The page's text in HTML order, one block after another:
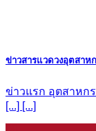
ข่าวสารแวดวงอุตสาห
ข่าวแรก อุตสาหก
[...] [...]